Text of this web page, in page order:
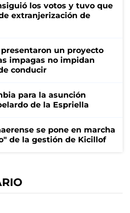
los votos y tuvo que
extranjerización de
un proyecto
impagas no impidan
conducir
para la asunción
de la Espriella
se pone en marcha
de la gestión de Kicillof